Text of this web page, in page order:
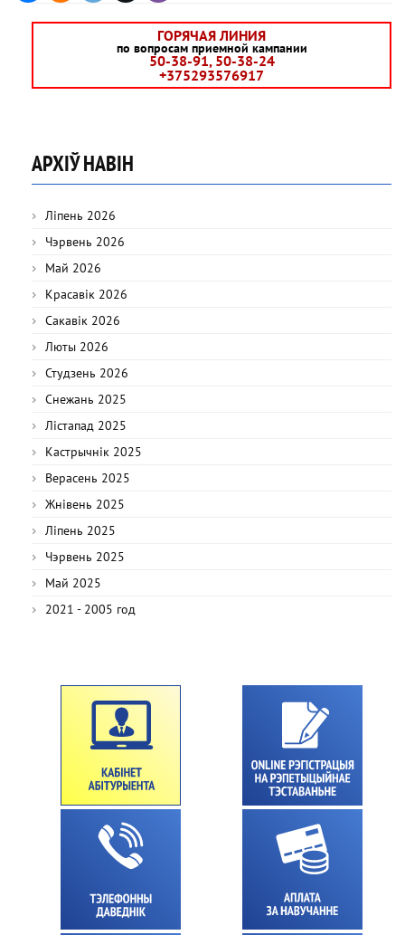
ГОРЯЧАЯ ЛИНИЯ
по вопросам приемной кампании
50-38-91, 50-38-24
+375293576917
АРХІЎ НАВІН
Ліпень 2026
Чэрвень 2026
Май 2026
Красавік 2026
Сакавік 2026
Люты 2026
Студзень 2026
Снежань 2025
Лістапад 2025
Кастрычнік 2025
Верасень 2025
Жнівень 2025
Ліпень 2025
Чэрвень 2025
Май 2025
2021 - 2005 год